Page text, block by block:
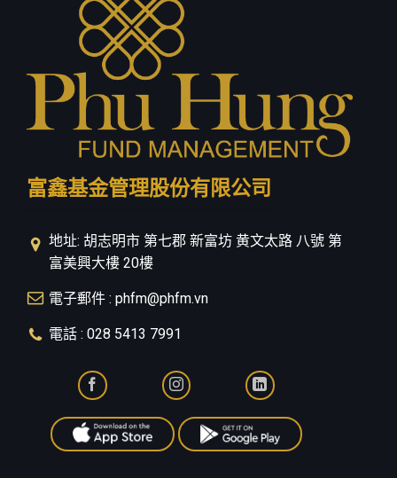
隱私政策
富鑫基金管理股份有限公司
地址: 胡志明市 第七郡 新富坊 黄文太路 八號 第
富美興大樓 20樓
電子郵件 : phfm@phfm.vn
電話 : 028 5413 7991